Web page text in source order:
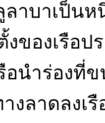
ลาบาเป็น
งของเรือ
อนำร่องที่
งลาดลงเ